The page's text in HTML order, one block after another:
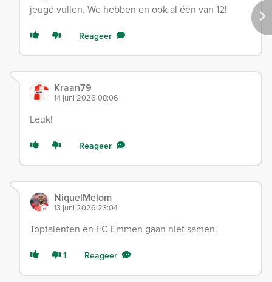
jeugd vullen. We hebben en ook al één van 12!
Reageer
Kraan79
14 juni 2026 08:06
Leuk!
Reageer
NiquelMelom
13 juni 2026 23:04
Toptalenten en FC Emmen gaan niet samen.
1 Reageer